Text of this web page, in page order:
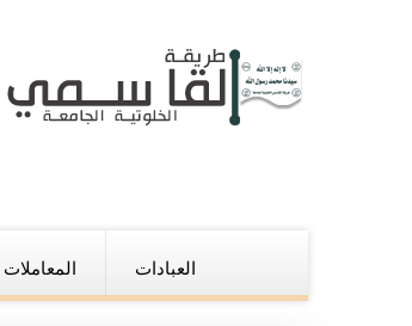
العبادات المعاملات